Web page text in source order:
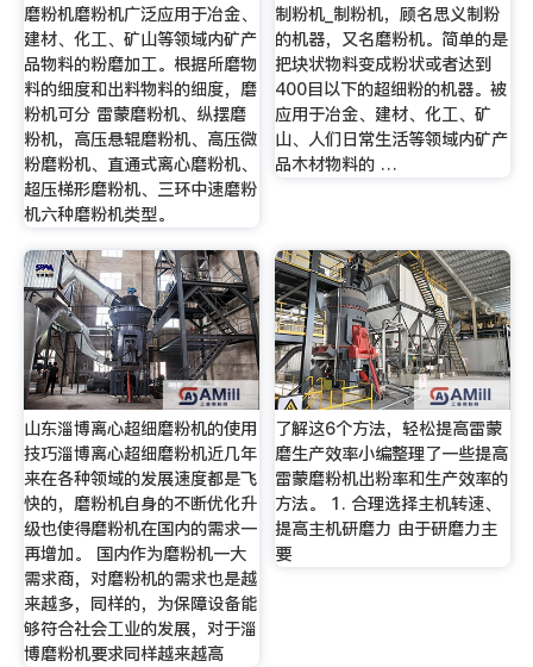
磨粉机磨粉机广泛应用于冶金、
建材、化工、矿山等领域内矿产
品物料的粉磨加工。根据所磨物
料的细度和出料物料的细度，磨
粉机可分 雷蒙磨粉机、纵摆磨
粉机，高压悬辊磨粉机、高压微
粉磨粉机、直通式离心磨粉机、
超压梯形磨粉机、三环中速磨粉
机六种磨粉机类型。
制粉机_制粉机，顾名思义制粉
的机器，又名磨粉机。简单的是
把块状物料变成粉状或者达到
400目以下的超细粉的机器。被
应用于冶金、建材、化工、矿
山、人们日常生活等领域内矿产
品木材物料的 …
山东淄博离心超细磨粉机的使用
技巧淄博离心超细磨粉机近几年
来在各种领域的发展速度都是飞
快的，磨粉机自身的不断优化升
级也使得磨粉机在国内的需求一
再增加。 国内作为磨粉机一大
需求商，对磨粉机的需求也是越
来越多，同样的，为保障设备能
够符合社会工业的发展，对于淄
博磨粉机要求同样越来越高
了解这6个方法，轻松提高雷蒙
磨生产效率小编整理了一些提高
雷蒙磨粉机出粉率和生产效率的
方法。 1. 合理选择主机转速、
提高主机研磨力 由于研磨力主
要